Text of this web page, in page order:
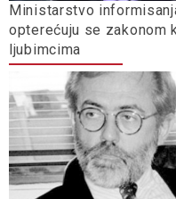
Ministarstvo
opterećuju se zakonom
ljubimcima